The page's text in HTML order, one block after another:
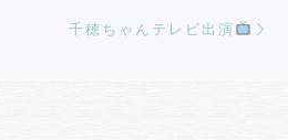
千穂ちゃんテレビ出演